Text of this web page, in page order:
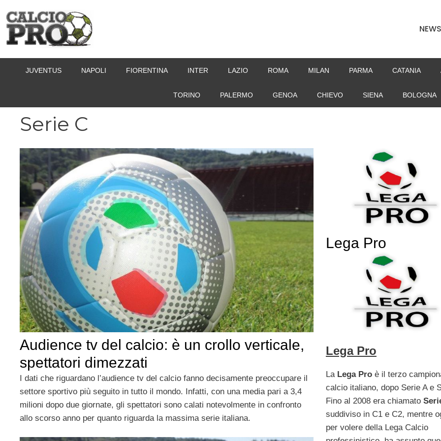
contenuto
NEWS
JUVENTUS NAPOLI FIORENTINA INTER LAZIO ROMA MILAN PARMA CATANIA
TORINO PALERMO GENOA CHIEVO SIENA BOLOGNA
Serie C
Audience tv del calcio: è un crollo verticale,
spettatori dimezzati
I dati che riguardano l’audience tv del calcio fanno decisamente preoccupare il
settore sportivo più seguito in tutto il mondo. Infatti, con una media pari a 3,4
milioni dopo due giornate, gli spettatori sono calati notevolmente in confronto
allo scorso anno per quanto riguarda la massima serie italiana.
Lega Pro
Lega Pro
La Lega Pro è il terzo
calcio italiano, dopo Serie A e
Fino al 2008 era chiamato
suddiviso in C1 e C2, mentre
per volere della Lega Calcio